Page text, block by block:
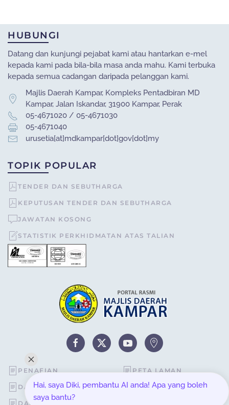
HUBUNGI
Datang dan kunjungi pejabat kami atau hantarkan e-mel
kepada kami pada bila-bila masa anda mahu. Kami terbuka
kepada semua cadangan daripada pelanggan kami.
Majlis Daerah Kampar, Kompleks Pentadbiran MD
Kampar, Jalan Iskandar, 31900 Kampar, Perak
05-4671020 / 05-4671030
05-4671040
urusetia[at]mdkampar[dot]gov[dot]my
TOPIK POPULAR
TENDER DAN SEBUTHARGA
KEPUTUSAN TENDER DAN SEBUTHARGA
JAWATAN KOSONG
STATISTIK PERKHIDMATAN ATAS TALIAN
PENAFIAN
DASAR KESELAMATAN
DASAR PRIVASI
PETA LAMAN
STATISTIK PELAWAT
Hai, saya Diki, pembantu AI anda! Apa yang boleh
saya bantu?